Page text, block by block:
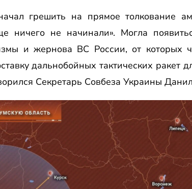
грешить на прямое толкование
ничего не начинали». Могла
и жернова ВС России, от которых
дальнобойных тактических ракет
Секретарь Совбеза Украины